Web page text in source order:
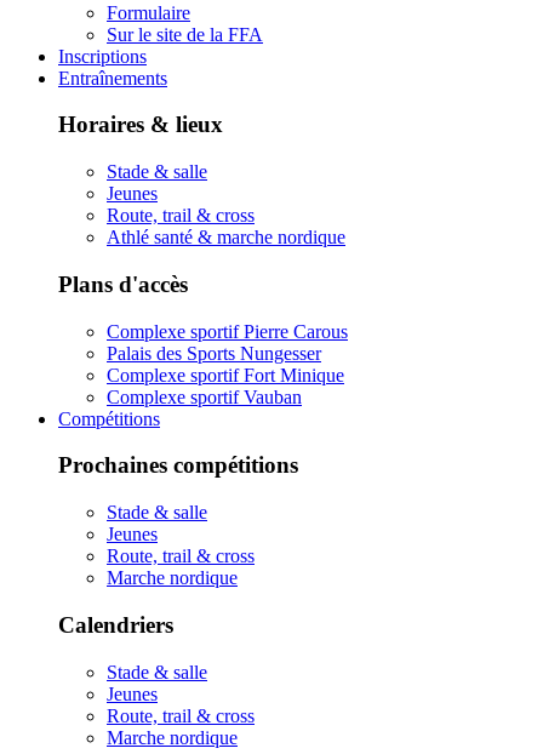
Formulaire
Sur le site de la FFA
Inscriptions
Entraînements
Horaires & lieux
Stade & salle
Jeunes
Route, trail & cross
Athlé santé & marche nordique
Plans d'accès
Complexe sportif Pierre Carous
Palais des Sports Nungesser
Complexe sportif Fort Minique
Complexe sportif Vauban
Compétitions
Prochaines compétitions
Stade & salle
Jeunes
Route, trail & cross
Marche nordique
Calendriers
Stade & salle
Jeunes
Route, trail & cross
Marche nordique